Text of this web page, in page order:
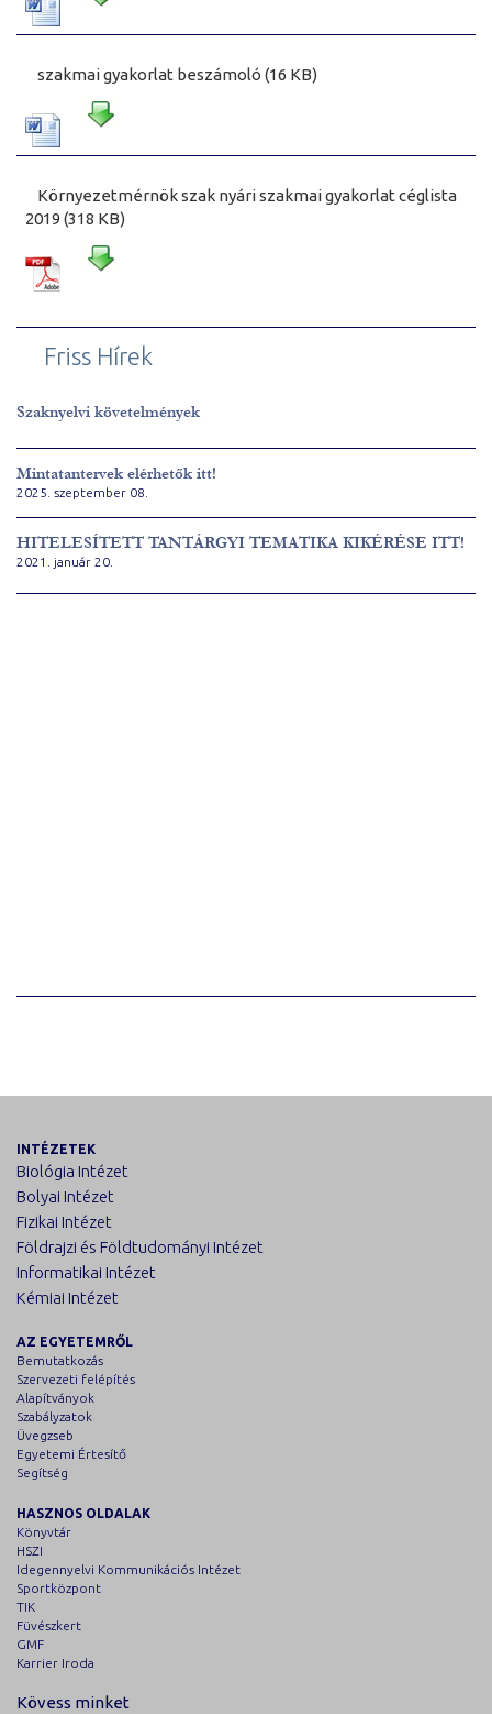
szakmai gyakorlat beszámoló (16 KB)
Környezetmérnök szak nyári szakmai gyakorlat céglista
2019 (318 KB)
Friss Hírek
Szaknyelvi követelmények
Mintatantervek elérhetők itt!
2025. szeptember 08.
HITELESÍTETT TANTÁRGYI TEMATIKA KIKÉRÉSE ITT!
2021. január 20.
INTÉZETEK
Biológia Intézet
Bolyai Intézet
Fizikai Intézet
Földrajzi és Földtudományi Intézet
Informatikai Intézet
Kémiai Intézet
AZ EGYETEMRŐL
Bemutatkozás
Szervezeti felépítés
Alapítványok
Szabályzatok
Üvegzseb
Egyetemi Értesítő
Segítség
HASZNOS OLDALAK
Könyvtár
HSZI
Idegennyelvi Kommunikációs Intézet
Sportközpont
TIK
Füvészkert
GMF
Karrier Iroda
Kövess minket